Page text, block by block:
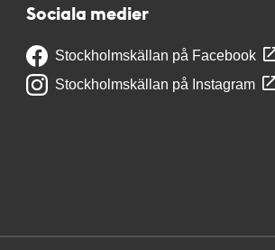
Sociala medier
Stockholmskällan på Facebook
Stockholmskällan på Instagram